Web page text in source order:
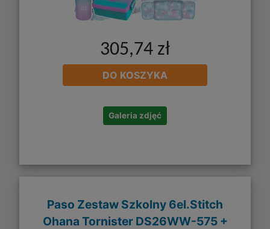
305,74 zł
DO KOSZYKA
Galeria zdjęć
Paso Zestaw Szkolny 6el.Stitch
Ohana Tornister DS26WW-575 +